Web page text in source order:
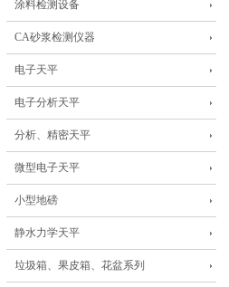
涂料检测设备
CA砂浆检测仪器
电子天平
电子分析天平
分析、精密天平
微型电子天平
小型地磅
静水力学天平
垃圾箱、果皮箱、花盆系列